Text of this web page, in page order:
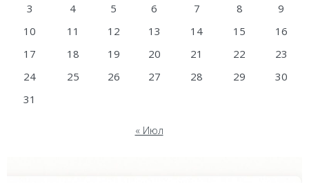
3
4 5 6 7 8
9
10
11 12 13 14 15
16
17
18 19 20 21 22
23
24
25 26 27 28 29
30
31
« Июл